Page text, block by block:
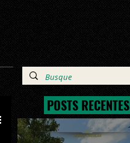
POSTS RECENTES